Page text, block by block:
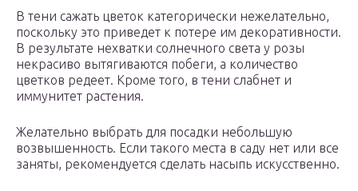
В тени сажать цветок категорически нежелательно,
поскольку это приведет к потере им декоративности.
В результате нехватки солнечного света у розы
некрасиво вытягиваются побеги, а количество
цветков редеет. Кроме того, в тени слабнет и
иммунитет растения.
Желательно выбрать для посадки небольшую
возвышенность. Если такого места в саду нет или все
заняты, рекомендуется сделать насыпь искусственно.